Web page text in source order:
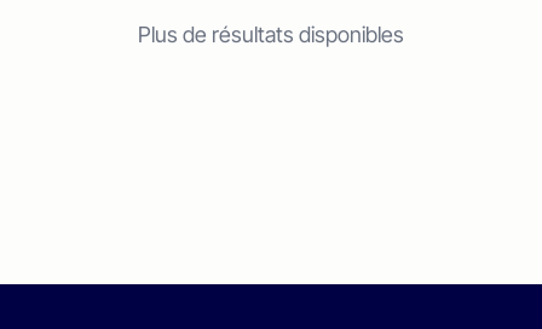
Plus de résultats disponibles